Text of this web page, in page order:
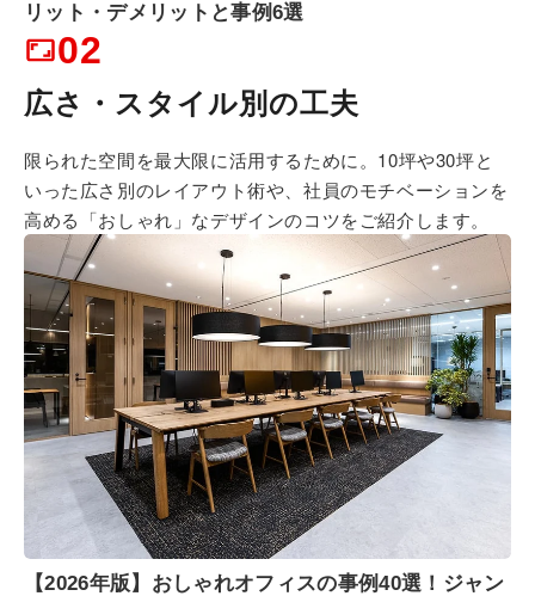
リット・デメリットと事例6選
02
広さ・スタイル別の工夫
限られた空間を最大限に活用するために。10坪や30坪と
いった広さ別のレイアウト術や、社員のモチベーションを
高める「おしゃれ」なデザインのコツをご紹介します。
【2026年版】おしゃれオフィスの事例40選！ジャン